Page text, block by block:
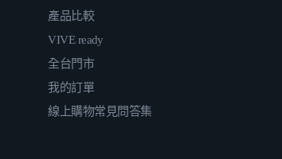
產品比較
VIVE ready
全台門市
我的訂單
線上購物常見問答集